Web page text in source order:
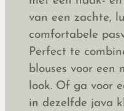
van een zachte,
comfortabele
Perfect te
blouses voor een
look. Of ga voor
in dezelfde java